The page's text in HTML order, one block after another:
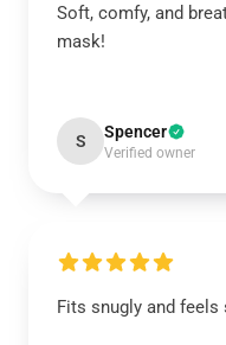
Soft, comfy, and
mask!
S Spencer
Verified owner
Fits snugly and feels